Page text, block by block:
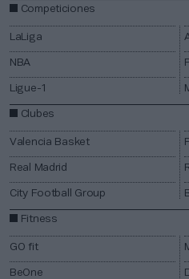
Competiciones
LaLiga
NBA
Ligue-1
Clubes
Valencia Basket
Real Madrid
City Football Group
Fitness
GO fit
BeOne